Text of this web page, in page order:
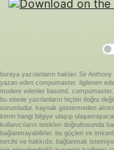
buraya yazılanların hakları Sir
yazan eden compumaster, ilgilenen
modere edenler basond,
bu sitede yazılanların hiçbiri doğru
sorumludur. kaynak göstermeden
kimin hangi bilgiye ulaşıp
kullanıcıların istekleri doğrultusunda
bağlanmayabilirler. bu güçleri ve
tercihi ve hakkıdır. bağlanmak